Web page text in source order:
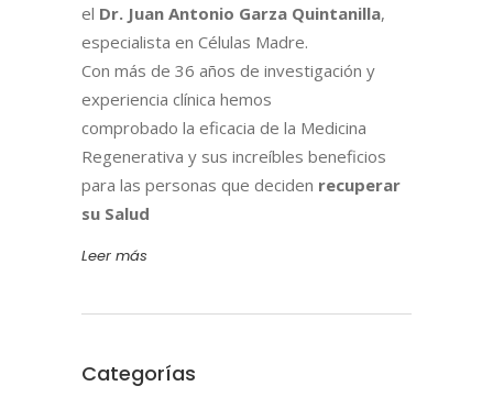
el Dr. Juan Antonio Garza Quintanilla,
especialista en Células Madre.
Con más de 36 años de investigación y
experiencia clínica hemos
comprobado la eficacia de la Medicina
Regenerativa y sus increíbles beneficios
para las personas que deciden recuperar
su Salud
Leer más
Categorías